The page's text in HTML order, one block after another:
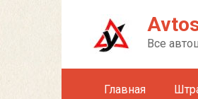
Все
Главная